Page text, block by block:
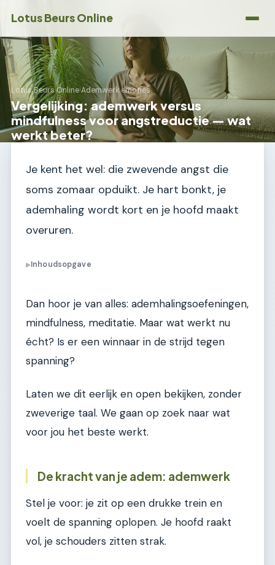
Lotus Beurs Online
Lotus Beurs Online›Ademwerk emoties
Vergelijking: ademwerk versus
mindfulness voor angstreductie — wat
werkt beter?
Je kent het wel: die zwevende angst die
soms zomaar opduikt. Je hart bonkt, je
ademhaling wordt kort en je hoofd maakt
overuren.
▶Inhoudsopgave
Dan hoor je van alles: ademhalingsoefeningen,
mindfulness, meditatie. Maar wat werkt nu
écht? Is er een winnaar in de strijd tegen
spanning?
Laten we dit eerlijk en open bekijken, zonder
zweverige taal. We gaan op zoek naar wat
voor jou het beste werkt.
De kracht van je adem: ademwerk
Stel je voor: je zit op een drukke trein en
voelt de spanning oplopen. Je hoofd raakt
vol, je schouders zitten strak.